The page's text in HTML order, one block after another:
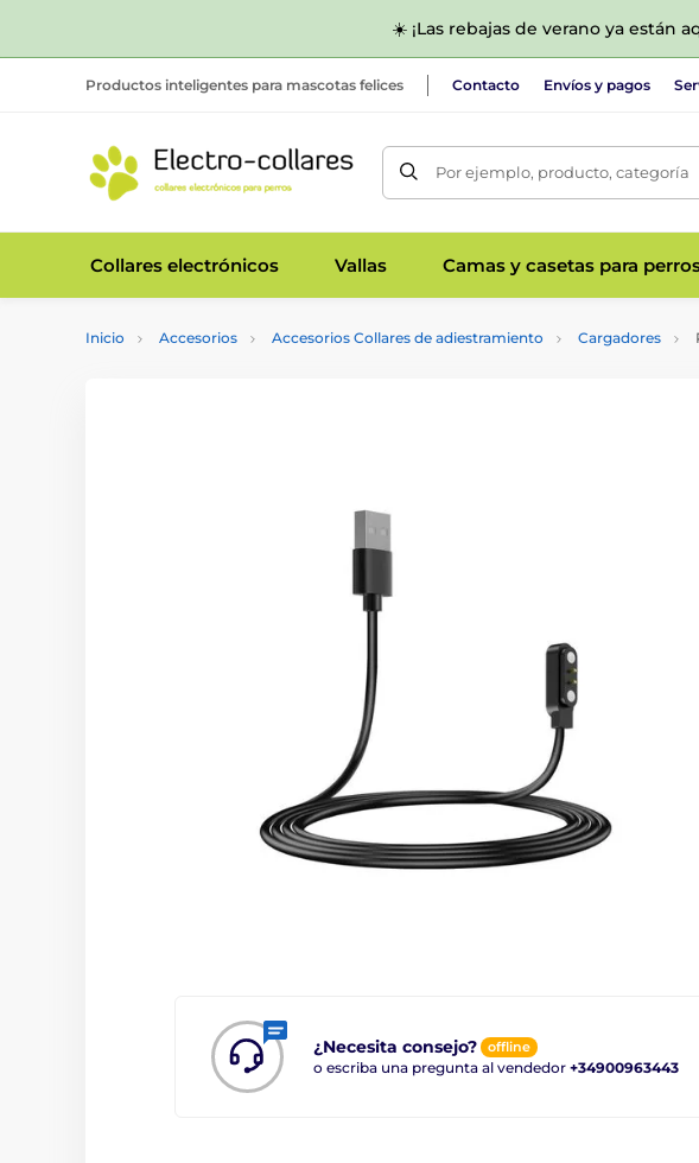
☀️ ¡Las rebajas de verano ya están
Productos inteligentes para mascotas felices Contacto Envíos y pagos
Por ejemplo, producto, categoría
Collares electrónicos Vallas Camas y casetas para
Inicio Accesorios Accesorios Collares de adiestramiento Cargadores
¿Necesita consejo? offline
o escriba una pregunta al vendedor +34900963443